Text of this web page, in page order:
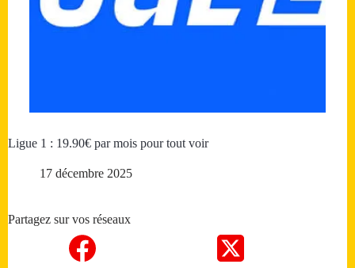
Ligue 1 : 19.90€ par mois pour tout voir
17 décembre 2025
Partagez sur vos réseaux